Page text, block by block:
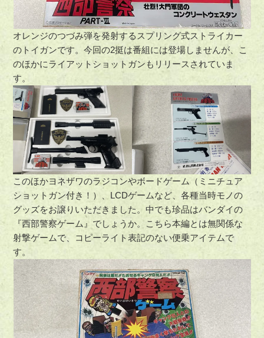
オレンジのつづみ弾を発射するスプリング式ストライカー
のトイガンです。今回の2挺は番組には登場しませんが、こ
のほかにライアットショットガンもリリースされていま
す。
このほかヨネザワのラジコンやボードゲーム（ミニチュア
ショットガン付き！）、LCDゲームなど、各種当時モノの
グッズをお譲りいただきました。中でも珍品はバンダイの
『西部警察ゲーム』でしょうか。こちら本編とは無関係な
射撃ゲームで、コピーライト表記のない便乗アイテムで
す。